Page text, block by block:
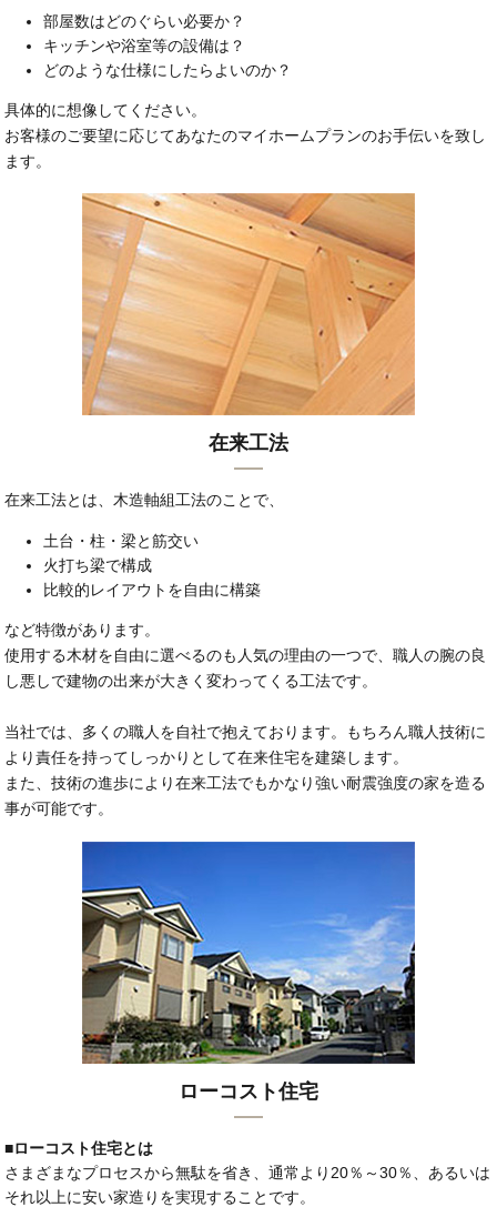
部屋数はどのぐらい必要か？
キッチンや浴室等の設備は？
どのような仕様にしたらよいのか？
具体的に想像してください。
お客様のご要望に応じてあなたのマイホームプランのお手伝いを致し
ます。
在来工法
在来工法とは、木造軸組工法のことで、
土台・柱・梁と筋交い
火打ち梁で構成
比較的レイアウトを自由に構築
など特徴があります。
使用する木材を自由に選べるのも人気の理由の一つで、職人の腕の良
し悪しで建物の出来が大きく変わってくる工法です。
当社では、多くの職人を自社で抱えております。もちろん職人技術に
より責任を持ってしっかりとして在来住宅を建築します。
また、技術の進歩により在来工法でもかなり強い耐震強度の家を造る
事が可能です。
ローコスト住宅
■ローコスト住宅とは
さまざまなプロセスから無駄を省き、通常より20％～30％、あるいは
それ以上に安い家造りを実現することです。